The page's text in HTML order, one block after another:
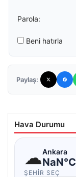
Parola:
Beni hatırla
Paylaş:
Hava Durumu
☁Ankara
NaN°C
ŞEHIR SEÇ